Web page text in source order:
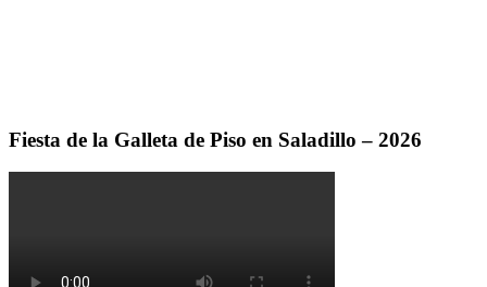
Fiesta de la Galleta de Piso en Saladillo – 2026